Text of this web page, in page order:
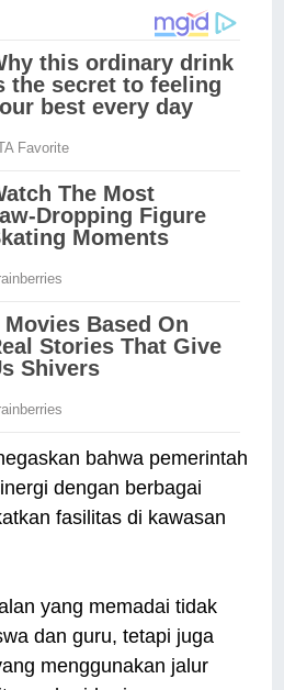
bahwa pemerintah
dengan berbagai
fasilitas di kawasan
yang memadai tidak
dan guru, tetapi juga
menggunakan jalur